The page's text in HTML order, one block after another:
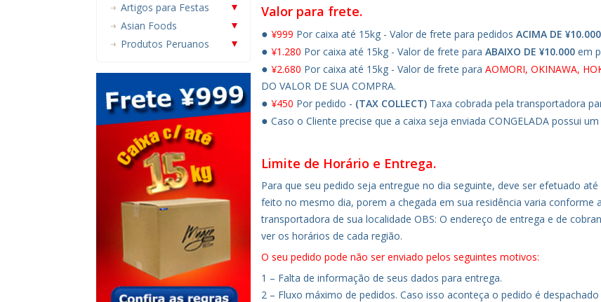
Artigos para Festas
Asian Foods
Produtos Peruanos
Valor para frete.
● ¥999 Por caixa até 15kg - Valor de frete para pedidos ACIMA DE
● ¥1.280 Por caixa até 15kg - Valor de frete para ABAIXO DE ¥10.000 em
● ¥2.680 Por caixa até 15kg - Valor de frete para AOMORI, OKINAWA,
DO VALOR DE SUA COMPRA.
● ¥450 Por pedido - (TAX COLLECT) Taxa cobrada pela transportadora
● Caso o Cliente precise que a caixa seja enviada CONGELADA possui
Limite de Horário e Entrega.
Para que seu pedido seja entregue no dia seguinte, deve ser efetuado até
feito no mesmo dia, porem a chegada em sua residência varia conforme
transportadora de sua localidade OBS: O endereço de entrega e de
ver os horários de cada região.
O seu pedido pode não ser enviado pelos seguintes motivos:
1 – Falta de informação de seus dados para entrega.
2 – Fluxo máximo de pedidos. Caso isso aconteça o pedido é